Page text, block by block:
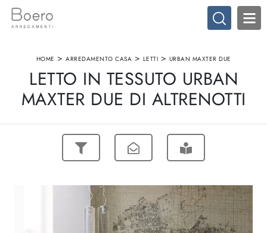
HOME > ARREDAMENTO CASA > LETTI > URBAN MAXTER DUE
LETTO IN TESSUTO URBAN
MAXTER DUE DI ALTRENOTTI